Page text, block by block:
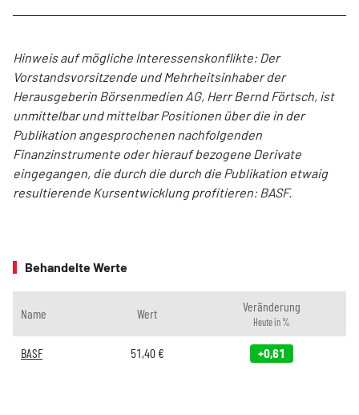
Hinweis auf mögliche Interessenskonflikte: Der
Vorstandsvorsitzende und Mehrheitsinhaber der
Herausgeberin Börsenmedien AG, Herr Bernd Förtsch, ist
unmittelbar und mittelbar Positionen über die in der
Publikation angesprochenen nachfolgenden
Finanzinstrumente oder hierauf bezogene Derivate
eingegangen, die durch die durch die Publikation etwaig
resultierende Kursentwicklung profitieren: BASF.
Behandelte Werte
Name Wert Veränderung
Heute in %
BASF 51,40€ +0,61